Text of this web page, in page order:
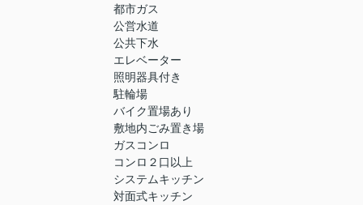
都市ガス
公営水道
公共下水
エレベーター
照明器具付き
駐輪場
バイク置場あり
敷地内ごみ置き場
ガスコンロ
コンロ２口以上
システムキッチン
対面式キッチン